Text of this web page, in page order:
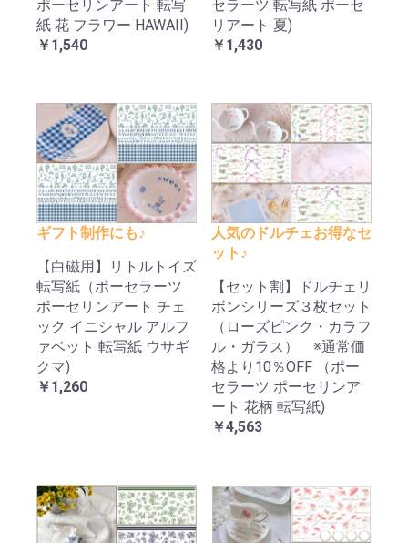
ポーセリンアート 転写
紙 花 フラワー HAWAII)
￥1,540
セラーツ 転写紙 ポーセ
リアート 夏)
￥1,430
ギフト制作にも♪
【白磁用】リトルトイズ
転写紙（ポーセラーツ
ポーセリンアート チェ
ック イニシャル アルフ
ァベット 転写紙 ウサギ
クマ)
￥1,260
人気のドルチェお得なセ
ット♪
【セット割】ドルチェリ
ボンシリーズ３枚セット
（ローズピンク・カラフ
ル・ガラス） ※通常価
格より10％OFF （ポー
セラーツ ポーセリンア
ート 花柄 転写紙)
￥4,563